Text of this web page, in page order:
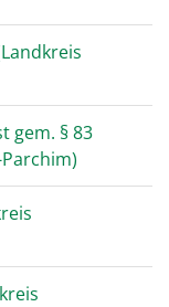
gem. § 83